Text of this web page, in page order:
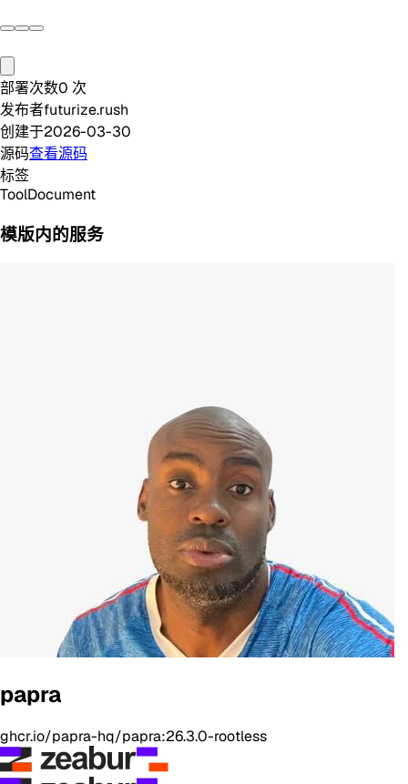
部署次数0 次
发布者futurize.rush
创建于2026-03-30
源码查看源码
标签
ToolDocument
模版内的服务
papra
ghcr.io/papra-hq/papra:26.3.0-rootless